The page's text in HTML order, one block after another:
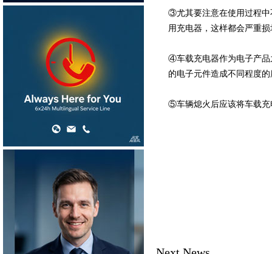
③尤其要注意在使用过程中
用充电器，这样都会严重
④车载充电器作为电子产品
的电子元件造成不同程度
⑤车辆熄火后应该将车载充